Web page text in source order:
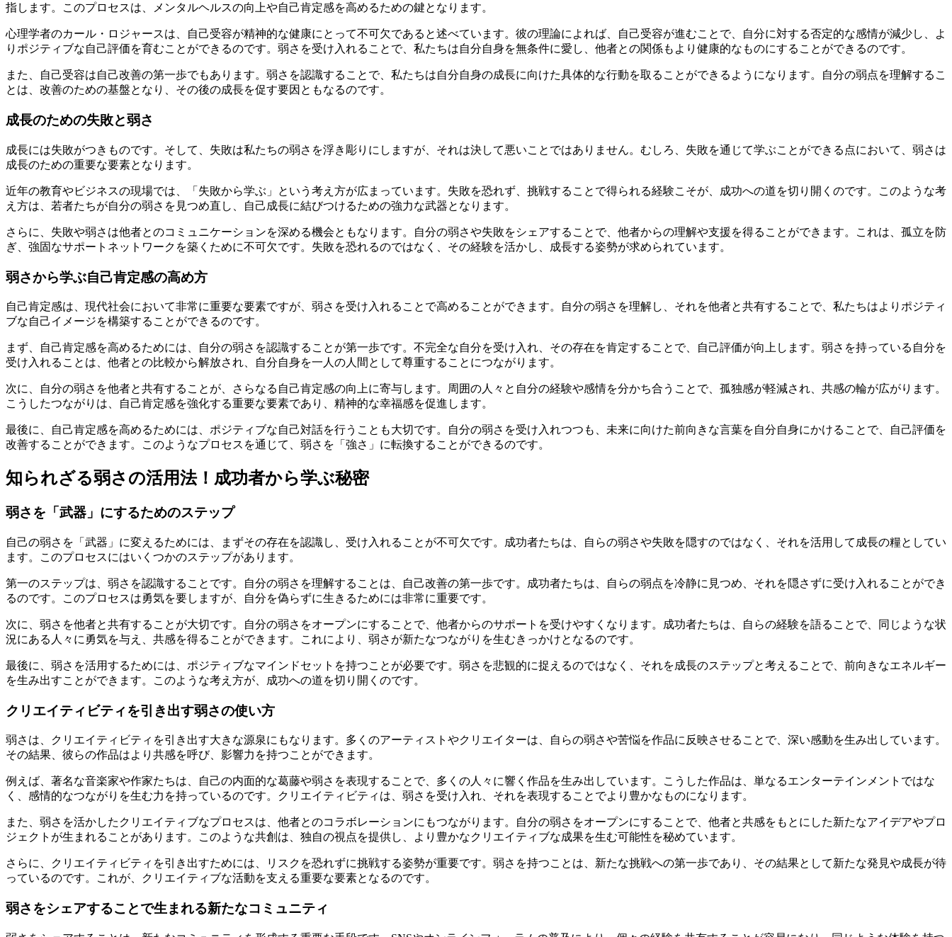
指します。このプロセスは、メンタルヘルスの向上や自己肯定感を高めるための鍵となります。
心理学者のカール・ロジャースは、自己受容が精神的な健康にとって不可欠であると述べています。彼の理論によれば、自己受容が進むことで、自分に対する否定的な感情が減少し、よ
りポジティブな自己評価を育むことができるのです。弱さを受け入れることで、私たちは自分自身を無条件に愛し、他者との関係もより健康的なものにすることができるのです。
また、自己受容は自己改善の第一歩でもあります。弱さを認識することで、私たちは自分自身の成長に向けた具体的な行動を取ることができるようになります。自分の弱点を理解するこ
とは、改善のための基盤となり、その後の成長を促す要因ともなるのです。
成長のための失敗と弱さ
成長には失敗がつきものです。そして、失敗は私たちの弱さを浮き彫りにしますが、それは決して悪いことではありません。むしろ、失敗を通じて学ぶことができる点において、弱さは
成長のための重要な要素となります。
近年の教育やビジネスの現場では、「失敗から学ぶ」という考え方が広まっています。失敗を恐れず、挑戦することで得られる経験こそが、成功への道を切り開くのです。このような考
え方は、若者たちが自分の弱さを見つめ直し、自己成長に結びつけるための強力な武器となります。
さらに、失敗や弱さは他者とのコミュニケーションを深める機会ともなります。自分の弱さや失敗をシェアすることで、他者からの理解や支援を得ることができます。これは、孤立を防
ぎ、強固なサポートネットワークを築くために不可欠です。失敗を恐れるのではなく、その経験を活かし、成長する姿勢が求められています。
弱さから学ぶ自己肯定感の高め方
自己肯定感は、現代社会において非常に重要な要素ですが、弱さを受け入れることで高めることができます。自分の弱さを理解し、それを他者と共有することで、私たちはよりポジティ
ブな自己イメージを構築することができるのです。
まず、自己肯定感を高めるためには、自分の弱さを認識することが第一歩です。不完全な自分を受け入れ、その存在を肯定することで、自己評価が向上します。弱さを持っている自分を
受け入れることは、他者との比較から解放され、自分自身を一人の人間として尊重することにつながります。
次に、自分の弱さを他者と共有することが、さらなる自己肯定感の向上に寄与します。周囲の人々と自分の経験や感情を分かち合うことで、孤独感が軽減され、共感の輪が広がります。
こうしたつながりは、自己肯定感を強化する重要な要素であり、精神的な幸福感を促進します。
最後に、自己肯定感を高めるためには、ポジティブな自己対話を行うことも大切です。自分の弱さを受け入れつつも、未来に向けた前向きな言葉を自分自身にかけることで、自己評価を
改善することができます。このようなプロセスを通じて、弱さを「強さ」に転換することができるのです。
知られざる弱さの活用法！成功者から学ぶ秘密
弱さを「武器」にするためのステップ
自己の弱さを「武器」に変えるためには、まずその存在を認識し、受け入れることが不可欠です。成功者たちは、自らの弱さや失敗を隠すのではなく、それを活用して成長の糧としてい
ます。このプロセスにはいくつかのステップがあります。
第一のステップは、弱さを認識することです。自分の弱さを理解することは、自己改善の第一歩です。成功者たちは、自らの弱点を冷静に見つめ、それを隠さずに受け入れることができ
るのです。このプロセスは勇気を要しますが、自分を偽らずに生きるためには非常に重要です。
次に、弱さを他者と共有することが大切です。自分の弱さをオープンにすることで、他者からのサポートを受けやすくなります。成功者たちは、自らの経験を語ることで、同じような状
況にある人々に勇気を与え、共感を得ることができます。これにより、弱さが新たなつながりを生むきっかけとなるのです。
最後に、弱さを活用するためには、ポジティブなマインドセットを持つことが必要です。弱さを悲観的に捉えるのではなく、それを成長のステップと考えることで、前向きなエネルギー
を生み出すことができます。このような考え方が、成功への道を切り開くのです。
クリエイティビティを引き出す弱さの使い方
弱さは、クリエイティビティを引き出す大きな源泉にもなります。多くのアーティストやクリエイターは、自らの弱さや苦悩を作品に反映させることで、深い感動を生み出しています。
その結果、彼らの作品はより共感を呼び、影響力を持つことができます。
例えば、著名な音楽家や作家たちは、自己の内面的な葛藤や弱さを表現することで、多くの人々に響く作品を生み出しています。こうした作品は、単なるエンターテインメントではな
く、感情的なつながりを生む力を持っているのです。クリエイティビティは、弱さを受け入れ、それを表現することでより豊かなものになります。
また、弱さを活かしたクリエイティブなプロセスは、他者とのコラボレーションにもつながります。自分の弱さをオープンにすることで、他者と共感をもとにした新たなアイデアやプロ
ジェクトが生まれることがあります。このような共創は、独自の視点を提供し、より豊かなクリエイティブな成果を生む可能性を秘めています。
さらに、クリエイティビティを引き出すためには、リスクを恐れずに挑戦する姿勢が重要です。弱さを持つことは、新たな挑戦への第一歩であり、その結果として新たな発見や成長が待
っているのです。これが、クリエイティブな活動を支える重要な要素となるのです。
弱さをシェアすることで生まれる新たなコミュニティ